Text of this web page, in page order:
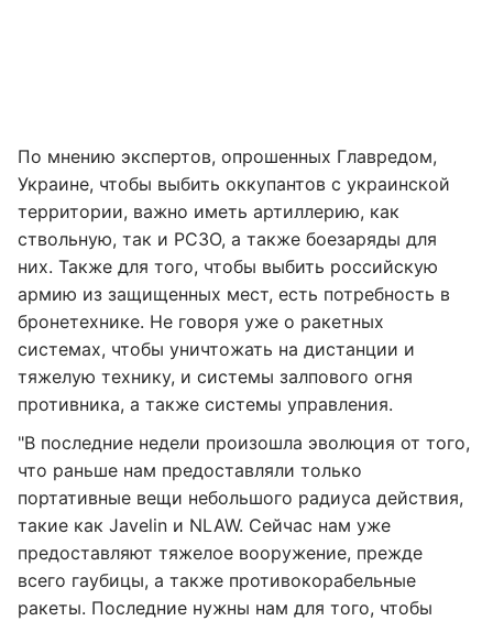
По мнению экспертов, опрошенных Главредом,
Украине, чтобы выбить оккупантов с украинской
территории, важно иметь артиллерию, как
ствольную, так и РСЗО, а также боезаряды для
них. Также для того, чтобы выбить российскую
армию из защищенных мест, есть потребность в
бронетехнике. Не говоря уже о ракетных
системах, чтобы уничтожать на дистанции и
тяжелую технику, и системы залпового огня
противника, а также системы управления.
"В последние недели произошла эволюция от того,
что раньше нам предоставляли только
портативные вещи небольшого радиуса действия,
такие как Javelin и NLAW. Сейчас нам уже
предоставляют тяжелое вооружение, прежде
всего гаубицы, а также противокорабельные
ракеты. Последние нужны нам для того, чтобы